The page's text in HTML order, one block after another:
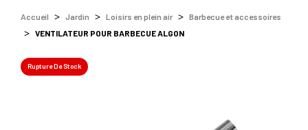
Accueil Jardin Loisirs en plein air
Barbecue et accessoires
VENTILATEUR POUR BARBECUE ALGON
Rupture De Stock